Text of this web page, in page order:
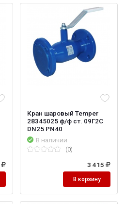
Кран шаровый Temper
28345025 ф/ф ст. 09Г2С
DN25 PN40
В наличии
(0)
3 415
В корзину